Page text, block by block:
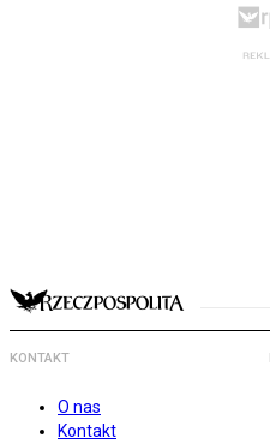
KONTAKT
O nas
Kontakt